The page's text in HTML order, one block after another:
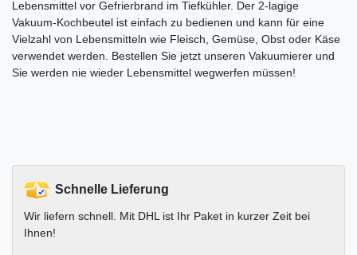
Lebensmittel vor Gefrierbrand im Tiefkühler. Der 2-lagige
Vakuum-Kochbeutel ist einfach zu bedienen und kann für eine
Vielzahl von Lebensmitteln wie Fleisch, Gemüse, Obst oder Käse
verwendet werden. Bestellen Sie jetzt unseren Vakuumierer und
Sie werden nie wieder Lebensmittel wegwerfen müssen!
Schnelle Lieferung
Wir liefern schnell. Mit DHL ist Ihr Paket in kurzer Zeit bei
Ihnen!